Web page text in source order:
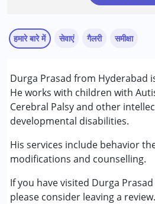
हमारे बारे में
Durga Prasad from Hyderabad
He works with children with
Cerebral Palsy and other
developmental disabilities.
His services include behavior
modifications and counselling.
If you have visited Durga
please consider leaving a
सेवाएं
बिहेवियर थेरेपी
बिहेवियर मॉडिफिकेशन
काउंसिलिंग
निम्नलिखित विकलांगता संबंधित सेवाएं
अटेंशन डेफिसिट (हाइपरएक्टिविटी)
ऑटिज्म स्पेक्ट्रम डिसऑर्डर (ए एस डी )
डाउन सिंड्रोम (डी एस )
ग्लोबल डेवलपमेंटल डिले (एर्लियर
गैलरी समीक्षा